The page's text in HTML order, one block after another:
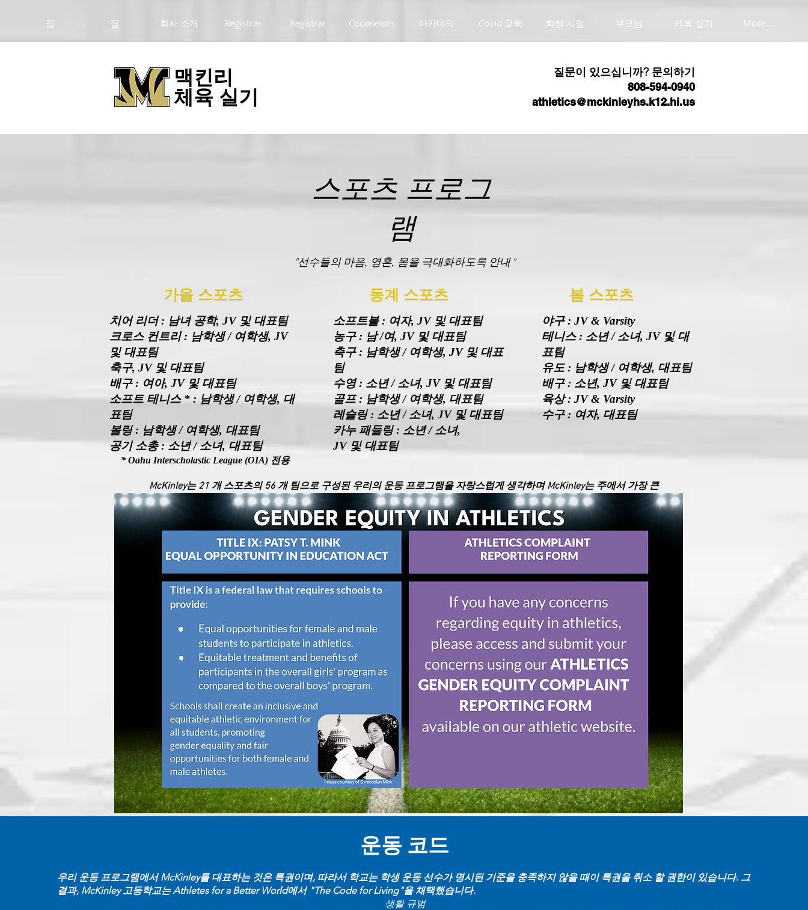
집 집 회사 소개 Registrar Registrar Counselors 아카데믹 Covid 교육 학창 시절 부모님 체육 실기 More...
맥킨리
체육 실기
질문이 있으십니까? 문의하기
808-594-0940
athletics@mckinleyhs.k12.hi.us
스포츠 프로그
램
"선수들의 마음, 영혼, 몸을 극대화하도록 안내"
가을 스포츠
치어 리더 : 남녀 공학, JV 및 대표팀
크로스 컨트리 : 남학생 / 여학생, JV
및 대표팀
축구, JV 및 대표팀
배구 : 여아, JV 및 대표팀
소프트 테니스 * : 남학생 / 여학생, 대
표팀
볼링 : 남학생 / 여학생, 대표팀
공기 소총 : 소년 / 소녀, 대표팀
* Oahu Interscholastic League (OIA) 전용
동계 스포츠
소프트볼 : 여자, JV 및 대표팀
농구 : 남 /여, JV 및 대표팀
축구 : 남학생 / 여학생, JV 및 대표
팀
수영 : 소년 / 소녀, JV 및 대표팀
골프 : 남학생 / 여학생, 대표팀
레슬링 : 소년 / 소녀, JV 및 대표팀
카누 패들링 : 소년 / 소녀,
JV 및 대표팀
봄 스포츠
야구 : JV & Varsity
테니스 : 소년 / 소녀, JV 및 대
표팀
유도 : 남학생 / 여학생, 대표팀
배구 : 소년, JV 및 대표팀
육상 : JV & Varsity
수구 : 여자, 대표팀
McKinley는 21 개 스포츠의 56 개 팀으로 구성된 우리의 운동 프로그램을 자랑스럽게 생각하며 McKinley는 주에서 가장 큰
공립학교 운동 프로그램 중 하나가되었습니다.
운동 코드
우리 운동 프로그램에서 McKinley를 대표하는 것은 특권이며, 따라서 학교는 학생 운동 선수가 명시된 기준을 충족하지 않을 때이 특권을 취소 할 권한이 있습니다. 그
결과, McKinley 고등학교는 Athletes for a Better World에서 "The Code for Living"을 채택했습니다.
생활 규범